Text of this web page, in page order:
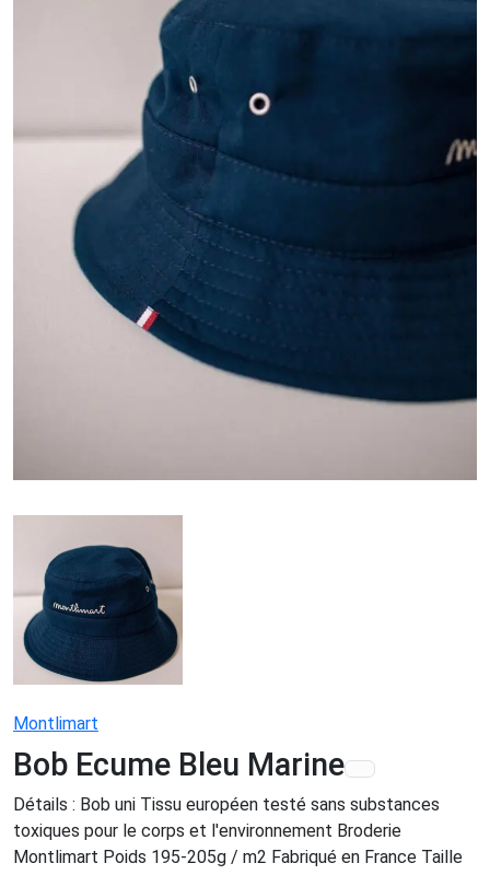
Montlimart
Bob Ecume Bleu Marine
Détails : Bob uni Tissu européen testé sans substances
toxiques pour le corps et l'environnement Broderie
Montlimart Poids 195-205g / m2 Fabriqué en France Taille